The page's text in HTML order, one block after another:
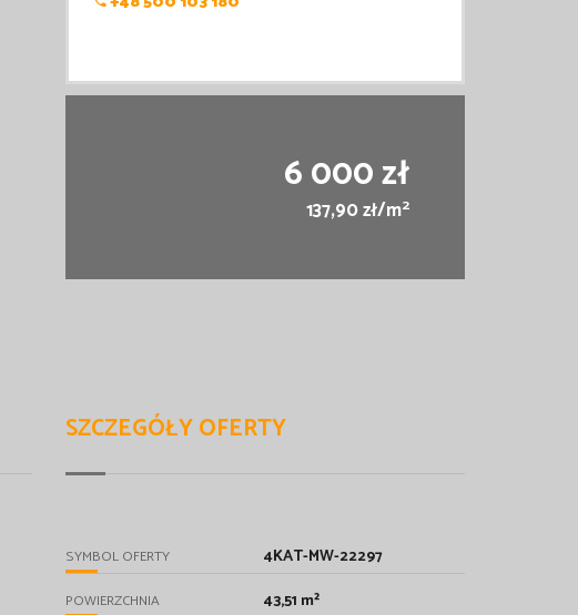
6 000 zł
137,90 zł/m2
SZCZEGÓŁY OFERTY
SYMBOL OFERTY 4KAT-MW-22297
POWIERZCHNIA 43,51 m²